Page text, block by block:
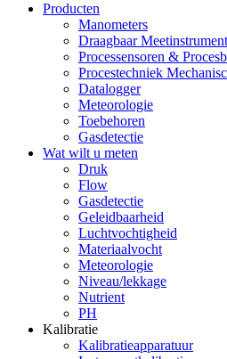
Producten
Manometers
Draagbaar Meetinstrument
Processensoren &
Procestechniek
Datalogger
Meteorologie
Toebehoren
Gasdetectie
Wat wilt u meten
Druk
Flow
Gasdetectie
Geleidbaarheid
Luchtvochtigheid
Materiaalvocht
Meteorologie
Niveau/lekkage
Nutrient
PH
Kalibratie
Kalibratieapparatuur